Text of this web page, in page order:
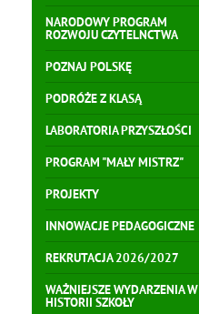
NARODOWY PROGRAM
ROZWOJU CZYTELNCTWA
POZNAJ POLSKĘ
PODRÓŻE Z KLASĄ
LABORATORIA PRZYSZŁOŚCI
PROGRAM "MAŁY MISTRZ"
PROJEKTY
INNOWACJE PEDAGOGICZNE
REKRUTACJA 2026/2027
WAŻNIEJSZE WYDARZENIA W
HISTORII SZKOŁY